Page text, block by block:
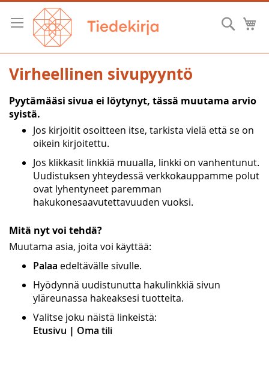
Skip
Content
Hae
Virheellinen sivupyyntö
Pyytämääsi sivua ei löytynyt, tässä muutama arvio
syistä.
Jos kirjoitit osoitteen itse, tarkista vielä että se on
oikein kirjoitettu.
Jos klikkasit linkkiä muualla, linkki on vanhentunut.
Uudistuksen yhteydessä verkkokauppamme polut
ovat lyhentyneet paremman
hakukonesaavutettavuuden vuoksi.
Mitä nyt voi tehdä?
Muutama asia, joita voi käyttää:
Palaa edeltävälle sivulle.
Hyödynnä uudistunutta hakulinkkiä sivun
yläreunassa hakeaksesi tuotteita.
Valitse joku näistä linkeistä:
Etusivu | Oma tili